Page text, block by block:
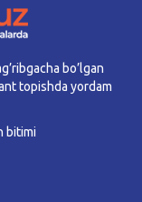
bo’lgan
topishda yordam
bitimi